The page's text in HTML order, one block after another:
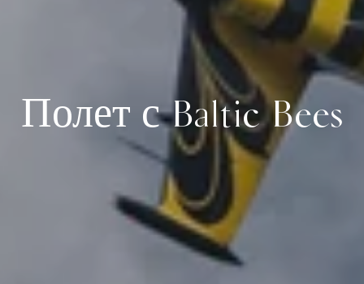
Полет с Baltic Bees